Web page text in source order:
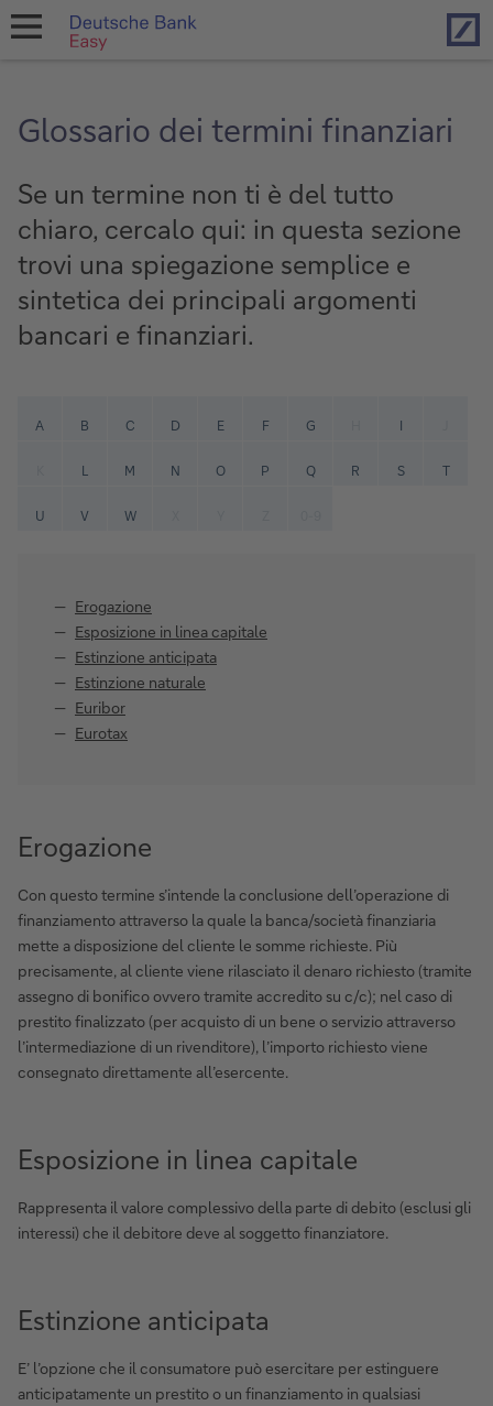
open
Glossario dei termini finanziari
Se un termine non ti è del tutto
chiaro, cercalo qui: in questa sezione
trovi una spiegazione semplice e
sintetica dei principali argomenti
bancari e finanziari.
A B C D E F G I
L M N O P Q R S T
U V W
Erogazione
Esposizione in linea capitale
Estinzione anticipata
Estinzione naturale
Euribor
Eurotax
Erogazione
Con questo termine s’intende la conclusione dell’operazione di
finanziamento attraverso la quale la banca/società finanziaria
mette a disposizione del cliente le somme richieste. Più
precisamente, al cliente viene rilasciato il denaro richiesto (tramite
assegno di bonifico ovvero tramite accredito su c/c); nel caso di
prestito finalizzato (per acquisto di un bene o servizio attraverso
l’intermediazione di un rivenditore), l’importo richiesto viene
consegnato direttamente all’esercente.
Esposizione in linea capitale
Rappresenta il valore complessivo della parte di debito (esclusi gli
interessi) che il debitore deve al soggetto finanziatore.
Estinzione anticipata
E’ l’opzione che il consumatore può esercitare per estinguere
anticipatamente un prestito o un finanziamento in qualsiasi